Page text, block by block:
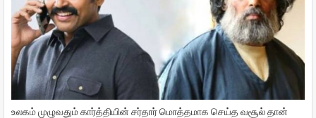
உலகம் முழுவதும் கார்த்தியின் சர்தார் மொத்தமாக செய்த வசூல் தான்